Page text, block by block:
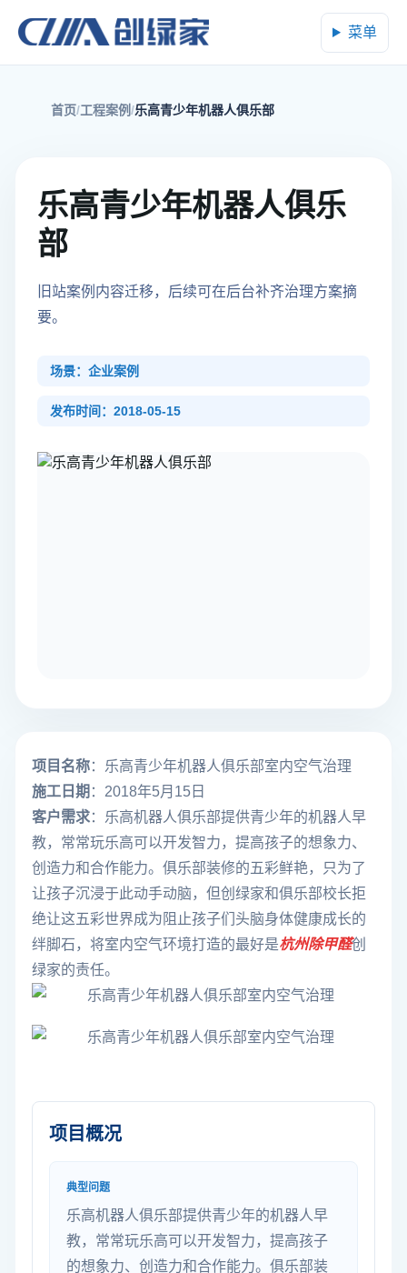
菜单
首页 工程案例 乐高青少年机器人俱乐部
乐高青少年机器人俱乐
部
旧站案例内容迁移，后续可在后台补齐治理方案摘
要。
场景：企业案例
发布时间：2018-05-15
项目名称：乐高青少年机器人俱乐部室内空气治理
施工日期 ：2018年5月15日
客户需求：乐高机器人俱乐部提供青少年的机器人早
教，常常玩乐高可以开发智力，提高孩子的想象力、
创造力和合作能力。俱乐部装修的五彩鲜艳，只为了
让孩子沉浸于此动手动脑，但创绿家和俱乐部校长拒
绝让这五彩世界成为阻止孩子们头脑身体健康成长的
绊脚石，将室内空气环境打造的最好是杭州除甲醛创
绿家的责任。
项目概况
典型问题
乐高机器人俱乐部提供青少年的机器人早
教，常常玩乐高可以开发智力，提高孩子
的想象力、创造力和合作能力。俱乐部装